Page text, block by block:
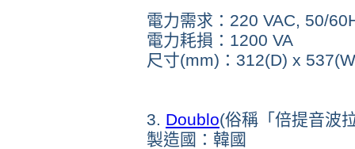
電力需求：220 VAC, 50/
電力耗損：1200 VA
尺寸(mm)：312(D) x
3. Doublo(俗稱「倍提音波
製造國：韓國